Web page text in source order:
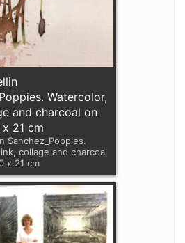
Watercolor,
and charcoal on
21 cm
Sanchez_Poppies.
collage and charcoal
x 21 cm